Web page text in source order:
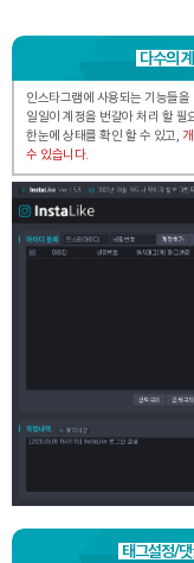
다수의
인스타그램에 사용되는 기능들을
일일이 계정을 번갈아 처리 할 필
한눈에 상태를 확인 할 수 있고,
수 있습니다.
태그설정/